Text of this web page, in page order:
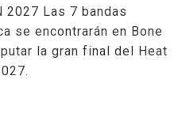
2027 Las 7 bandas
se encontrarán en Bone
la gran final del Heat